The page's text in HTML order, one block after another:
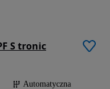
S tronic
Automatyczna